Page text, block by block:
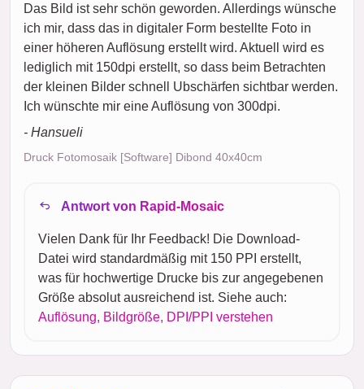
Das Bild ist sehr schön geworden. Allerdings wünsche
ich mir, dass das in digitaler Form bestellte Foto in
einer höheren Auflösung erstellt wird. Aktuell wird es
lediglich mit 150dpi erstellt, so dass beim Betrachten
der kleinen Bilder schnell Ubschärfen sichtbar werden.
Ich wünschte mir eine Auflösung von 300dpi.
- Hansueli
Druck Fotomosaik [Software] Dibond 40x40cm
Antwort von Rapid-Mosaic
Vielen Dank für Ihr Feedback! Die Download-
Datei wird standardmäßig mit 150 PPI erstellt,
was für hochwertige Drucke bis zur angegebenen
Größe absolut ausreichend ist. Siehe auch:
Auflösung, Bildgröße, DPI/PPI verstehen